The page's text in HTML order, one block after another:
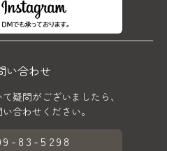
い合わせ
疑問がございましたら、
合わせください。
83-5298